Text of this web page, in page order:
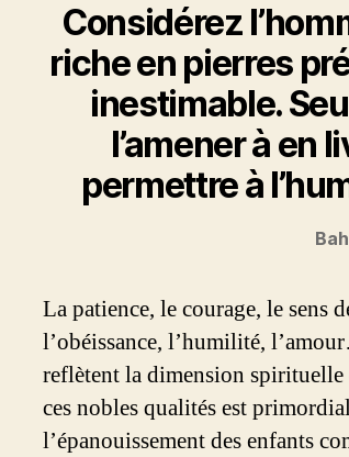
Considérez
riche en pierres
inestimable.
l’amener à en
permettre à
La patience, le courage, le sens
l’obéissance, l’humilité,
reflètent la dimension spirituelle
ces nobles qualités est
l’épanouissement des enfants